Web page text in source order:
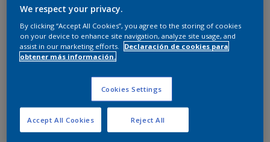
Este producto no está actualmente disponible en línea.
Por favor, visite su tienda más cercana.
Agregar a espacio Encontrar una tienda
We respect your privacy.
By clicking “Accept All Cookies”, you agree to the storing of cookies
on your device to enhance site navigation, analyze site usage, and
assist in our marketing efforts.
Declaración de cookies para
obtener más información.
Cookies Settings
Reject All
Accept All Cookies